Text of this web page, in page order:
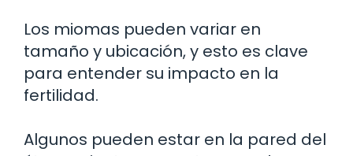
Los miomas pueden variar en
tamaño y ubicación, y esto es clave
para entender su impacto en la
fertilidad.
Algunos pueden estar en la pared del